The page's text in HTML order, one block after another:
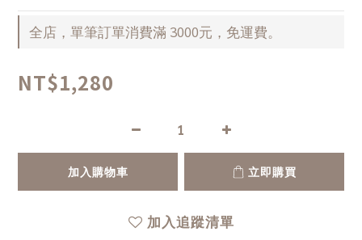
全店，單筆訂單消費滿 3000元，免運費。
NT$1,280
加入購物車 立即購買
加入追蹤清單